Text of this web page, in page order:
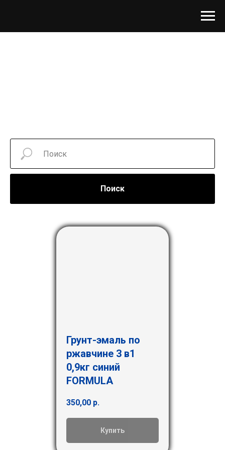
Поиск
Грунт-эмаль по
ржавчине 3 в1
0,9кг синий
FORMULA
350,00 р.
Купить